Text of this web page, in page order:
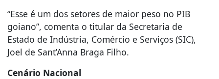
“Esse é um dos setores de maior peso no PIB
goiano”, comenta o titular da Secretaria de
Estado de Indústria, Comércio e Serviços (SIC),
Joel de Sant’Anna Braga Filho.
Cenário Nacional